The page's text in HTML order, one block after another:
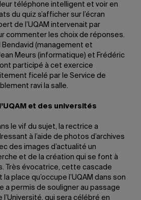
téléphone intelligent et voir en
du quiz s’afficher sur l’écran
de l’UQAM intervenait par
commenter les choix de réponses.
Bendavid (management et
Meurs (informatique) et Frédéric
participé à cet exercice
ficelé par le Service de
ravi la salle.
et des universités
le vif du sujet, la rectrice a
à l’aide de photos d’archives
des images d’actualité un
et de la création qui se font à
Très évocatrice, cette cascade
place qu’occupe l’UQAM dans son
a permis de souligner au passage
l’Université, qui sera célébré en